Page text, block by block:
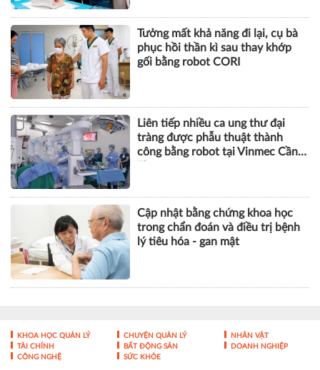
Tưởng mất khả năng đi lại, cụ bà
phục hồi thần kì sau thay khớp
gối bằng robot CORI
Liên tiếp nhiều ca ung thư đại
tràng được phẫu thuật thành
công bằng robot tại Vinmec Cần
Cập nhật bằng chứng khoa học
trong chẩn đoán và điều trị bệnh
lý tiêu hóa - gan mật
KHOA HỌC QUẢN LÝ CHUYỆN QUẢN LÝ
NHÂN VẬT
TÀI CHÍNH
BẤT ĐỘNG SẢN
DOANH NGHIỆP
CÔNG NGHỆ
SỨC KHỎE